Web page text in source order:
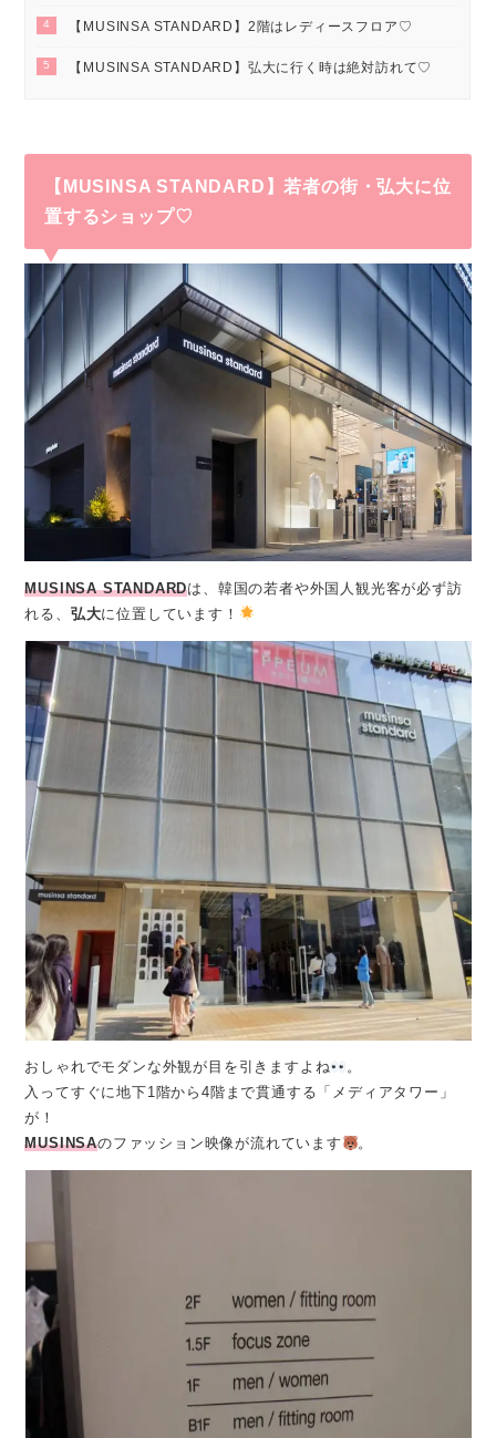
4 【MUSINSA STANDARD】2階はレディースフロア♡
5 【MUSINSA STANDARD】弘大に行く時は絶対訪れて♡
【MUSINSA STANDARD】若者の街・弘大に位
置するショップ♡
MUSINSA STANDARDは、韓国の若者や外国人観光客が必ず訪
れる、 弘大に位置しています！
おしゃれでモダンな外観が目を引きますよね
。
入ってすぐに地下1階から4階まで貫通する「メディアタワー」
が！
MUSINSAのファッション映像が流れています 。